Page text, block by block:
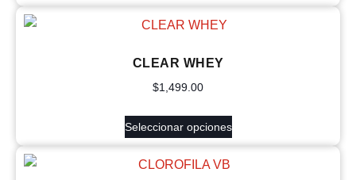
CLEAR WHEY
$1,499.00
Seleccionar opciones